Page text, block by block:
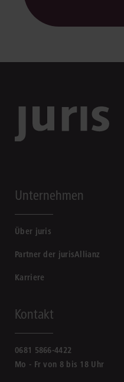
Unternehmen
Über juris
Partner der jurisAllianz
Karriere
Kontakt
0681 5866-4422
Mo - Fr von 8 bis 18 Uhr